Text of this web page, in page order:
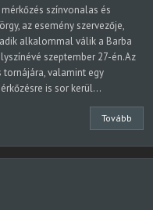
színvonalas és
az esemény szervezője,
alkalommal válik a Barba
szeptember 27-én.Az
tornájára, valamint egy
is sor kerül...
Tovább